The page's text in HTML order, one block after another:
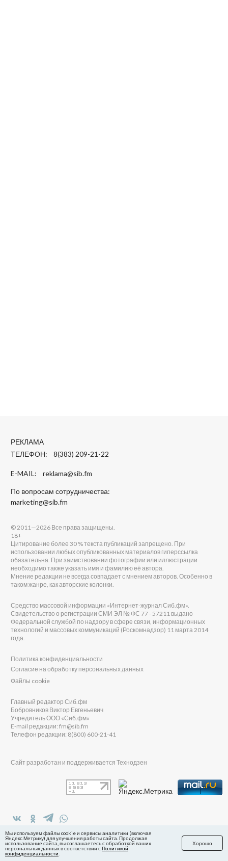
РЕКЛАМА
ТЕЛЕФОН: 8(383) 209-21-22
E-MAIL: reklama@sib.fm
По вопросам сотрудничества:
marketing@sib.fm
в Яндекс.Дзен
© 2011—2026 Все права защищены.
18+
Цитирование более 30 % текста публикаций запрещено. При
использовании любых опубликованных материалов гиперссылка
обязательна. При заимствовании фотографии или иллюстрации
необходимо также указать имя и фамилию её автора.
Мнение редакции не всегда совпадает с мнением авторов. Особенно в
таком жанре, как авторские колонки.
Средство массовой информации «Интернет-журнал Сиб.фм».
Свидетельство о регистрации СМИ ЭЛ № ФС 77 - 57211 выдано
Федеральной службой по надзору в сфере связи, информационных
технологий и массовых коммуникаций (Роскомнадзор) 11 марта 2014
года.
Политика конфиденциальности
Согласие на обработку персональных данных
Файлы cookie
Главный редактор Сиб.фм
Бобровников Виктор Евгеньевич
Учредитель ООО «Сиб.фм»
E-mail редакции: fm@sib.fm
Телефон редакции: 8(800) 600-21-41
Сайт разработан и поддерживается Технодзен
Мы используем файлы cookie и сервисы аналитики (включая
Яндекс.Метрику) для улучшения работы сайта. Продолжая
использование сайта, вы соглашаетесь с обработкой ваших
персональных данных в соответствии сПолитикой
конфиденциальности
Хорошо